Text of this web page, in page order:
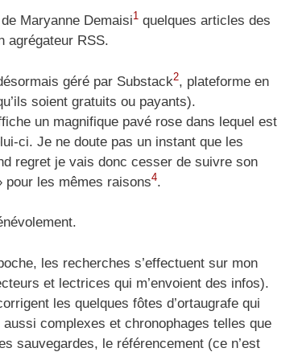
Maryanne Demaisi1 quelques articles des
agrégateur RSS.
géré par Substack2, plateforme en
soient gratuits ou payants).
un magnifique pavé rose dans lequel est
ci. Je ne doute pas un instant que les
regret je vais donc cesser de suivre son
pour les mêmes raisons4.
les recherches s’effectuent sur mon
et lectrices qui m’envoient des infos).
les quelques fôtes d’ortaugrafe qui
complexes et chronophages telles que
sauvegardes, le référencement (ce n’est